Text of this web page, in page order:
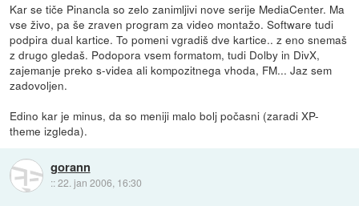
Kar se tiče Pinancla so zelo zanimljivi nove serije MediaCenter. Ma
vse živo, pa še zraven program za video montažo. Software tudi
podpira dual kartice. To pomeni vgradiš dve kartice.. z eno snemaš
z drugo gledaš. Podopora vsem formatom, tudi Dolby in DivX,
zajemanje preko s-videa ali kompozitnega vhoda, FM... Jaz sem
zadovoljen.
Edino kar je minus, da so meniji malo bolj počasni (zaradi XP-
theme izgleda).
gorann
::22. jan 2006, 16:30